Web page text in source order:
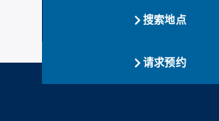
搜索地点
请求预约